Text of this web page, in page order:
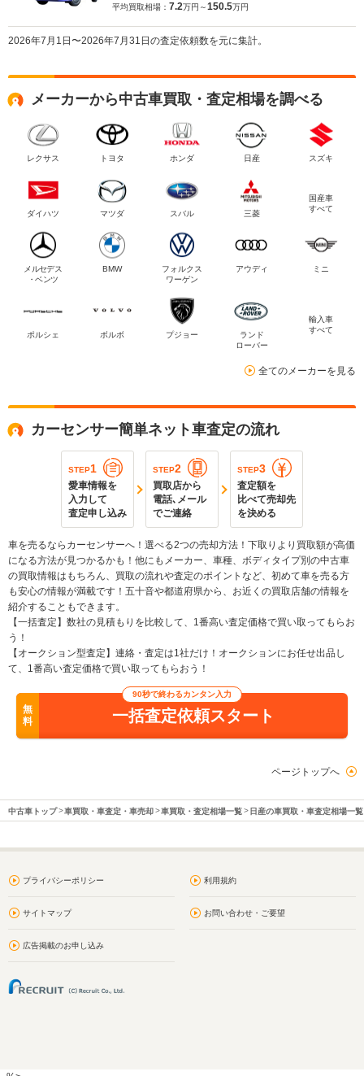
平均買取相場： 7.2万円～150.5万円
2026年7月1日〜2026年7月31日の査定依頼数を元に集計。
メーカーから中古車買取・査定相場を調べる
レクサス トヨタ ホンダ 日産 スズキ
ダイハツ マツダ スバル 三菱
国産車
すべて
メルセデス
・ベンツ
BMW
フォルクス
ワーゲン
アウディ ミニ
ポルシェ ボルボ プジョー
ランド
ローバー
輸入車
すべて
全てのメーカーを見る
カーセンサー簡単ネット車査定の流れ
STEP1
愛車情報を
入力して
査定申し込み
STEP2
買取店から
電話､メール
でご連絡
STEP3
査定額を
比べて売却先
を決める
車を売るならカーセンサーへ！選べる2つの売却方法！下取りより買取額が高価
になる方法が見つかるかも！他にもメーカー、車種、ボディタイプ別の中古車
の買取情報はもちろん、買取の流れや査定のポイントなど、初めて車を売る方
も安心の情報が満載です！五十音や都道府県から、お近くの買取店舗の情報を
紹介することもできます。
【一括査定】数社の見積もりを比較して、1番高い査定価格で買い取ってもらお
う！
【オークション型査定】連絡・査定は1社だけ！オークションにお任せ出品し
て、1番高い査定価格で買い取ってもらおう！
無
料
90秒で終わるカンタン入力
一括査定依頼スタート
ページトップへ
中古車トップ 車買取・車査定・車売却 車買取・査定相場一覧 日産の車買取・車査定相場一覧
プライバシーポリシー 利用規約
サイトマップ お問い合わせ・ご要望
広告掲載のお申し込み